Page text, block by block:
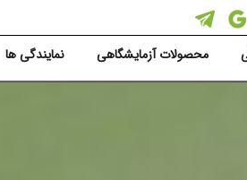
محصولات آزمایشگاهی نمایندگی ها